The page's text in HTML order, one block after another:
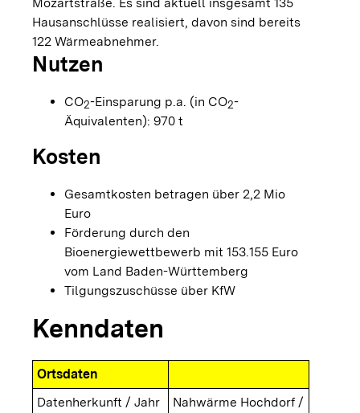
Hausanschlüsse realisiert, davon sind bereits
122 Wärmeabnehmer.
Nutzen
CO2-Einsparung p.a. (in CO2-
Äquivalenten): 970 t
Kosten
Gesamtkosten betragen über 2,2 Mio
Euro
Förderung durch den
Bioenergiewettbewerb mit 153.155 Euro
vom Land Baden-Württemberg
Tilgungszuschüsse über KfW
Kenndaten
Ortsdaten
Datenherkunft / Jahr
Nahwärme Hochdorf /